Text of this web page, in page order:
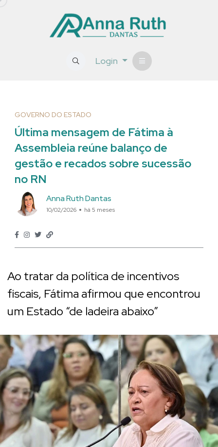
Login
GOVERNO DO ESTADO
Última mensagem de Fátima à
Assembleia reúne balanço de
gestão e recados sobre sucessão
no RN
Anna Ruth Dantas
10/02/2026 há 5 meses
Ao tratar da política de incentivos
fiscais, Fátima afirmou que encontrou
um Estado “de ladeira abaixo”